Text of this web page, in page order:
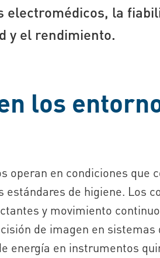
electromédicos, la
y el rendimiento.
los
operan en condiciones que
de higiene. Los
y movimiento
de imagen en sistemas
energía en instrumentos